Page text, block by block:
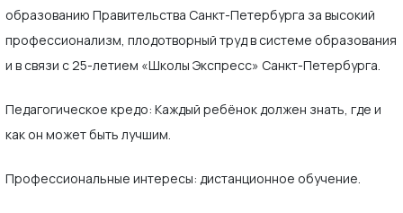
образованию Правительства Санкт-Петербурга за высокий
профессионализм, плодотворный труд в системе образования
и в связи с 25-летием «Школы Экспресс» Санкт-Петербурга.
Педагогическое кредо: Каждый ребёнок должен знать, где и
как он может быть лучшим.
Профессиональные интересы: дистанционное обучение.